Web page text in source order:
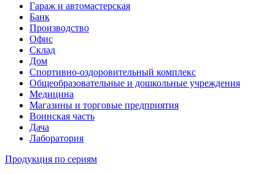
Гараж и автомастерская
Банк
Производство
Офис
Склад
Дом
Спортивно-оздоровительный комплекс
Общеобразовательные и дошкольные учреждения
Медицина
Магазины и торговые предприятия
Воинская часть
Дача
Лаборатория
Продукция по сериям